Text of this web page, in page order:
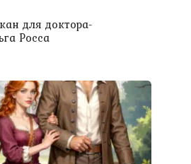
для доктора-
Росса